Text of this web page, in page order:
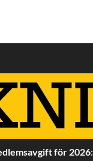
för 2026: